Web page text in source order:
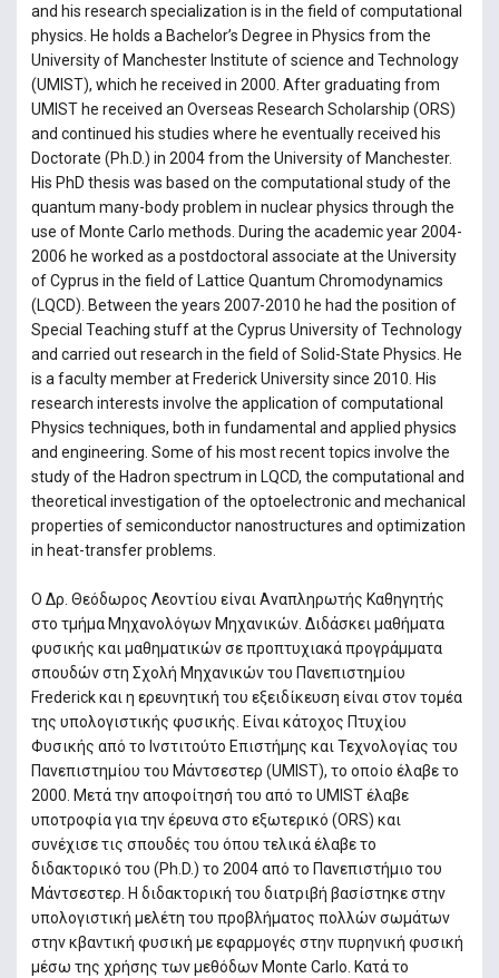
and his research specialization is in the field of computational
physics. He holds a Bachelor’s Degree in Physics from the
University of Manchester Institute of science and Technology
(UMIST), which he received in 2000. After graduating from
UMIST he received an Overseas Research Scholarship (ORS)
and continued his studies where he eventually received his
Doctorate (Ph.D.) in 2004 from the University of Manchester.
His PhD thesis was based on the computational study of the
quantum many-body problem in nuclear physics through the
use of Monte Carlo methods. During the academic year 2004-
2006 he worked as a postdoctoral associate at the University
of Cyprus in the field of Lattice Quantum Chromodynamics
(LQCD). Between the years 2007-2010 he had the position of
Special Teaching stuff at the Cyprus University of Technology
and carried out research in the field of Solid-State Physics. He
is a faculty member at Frederick University since 2010. His
research interests involve the application of computational
Physics techniques, both in fundamental and applied physics
and engineering. Some of his most recent topics involve the
study of the Hadron spectrum in LQCD, the computational and
theoretical investigation of the optoelectronic and mechanical
properties of semiconductor nanostructures and optimization
in heat-transfer problems.
Ο Δρ. Θεόδωρος Λεοντίου είναι Αναπληρωτής Καθηγητής
στο τμήμα Μηχανολόγων Μηχανικών. Διδάσκει μαθήματα
φυσικής και μαθηματικών σε προπτυχιακά προγράμματα
σπουδών στη Σχολή Μηχανικών του Πανεπιστημίου
Frederick και η ερευνητική του εξειδίκευση είναι στον τομέα
της υπολογιστικής φυσικής. Είναι κάτοχος Πτυχίου
Φυσικής από το Ινστιτούτο Επιστήμης και Τεχνολογίας του
Πανεπιστημίου του Μάντσεστερ (UMIST), το οποίο έλαβε το
2000. Μετά την αποφοίτησή του από το UMIST έλαβε
υποτροφία για την έρευνα στο εξωτερικό (ORS) και
συνέχισε τις σπουδές του όπου τελικά έλαβε το
διδακτορικό του (Ph.D.) το 2004 από το Πανεπιστήμιο του
Μάντσεστερ. Η διδακτορική του διατριβή βασίστηκε στην
υπολογιστική μελέτη του προβλήματος πολλών σωμάτων
στην κβαντική φυσική με εφαρμογές στην πυρηνική φυσική
μέσω της χρήσης των μεθόδων Monte Carlo. Κατά το